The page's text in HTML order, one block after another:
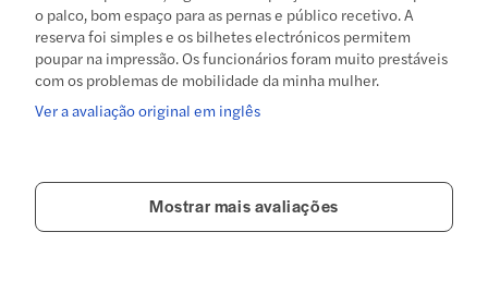
o palco, bom espaço para as pernas e público recetivo. A
reserva foi simples e os bilhetes electrónicos permitem
poupar na impressão. Os funcionários foram muito prestáveis
com os problemas de mobilidade da minha mulher.
Ver a avaliação original em inglês
Mostrar mais avaliações